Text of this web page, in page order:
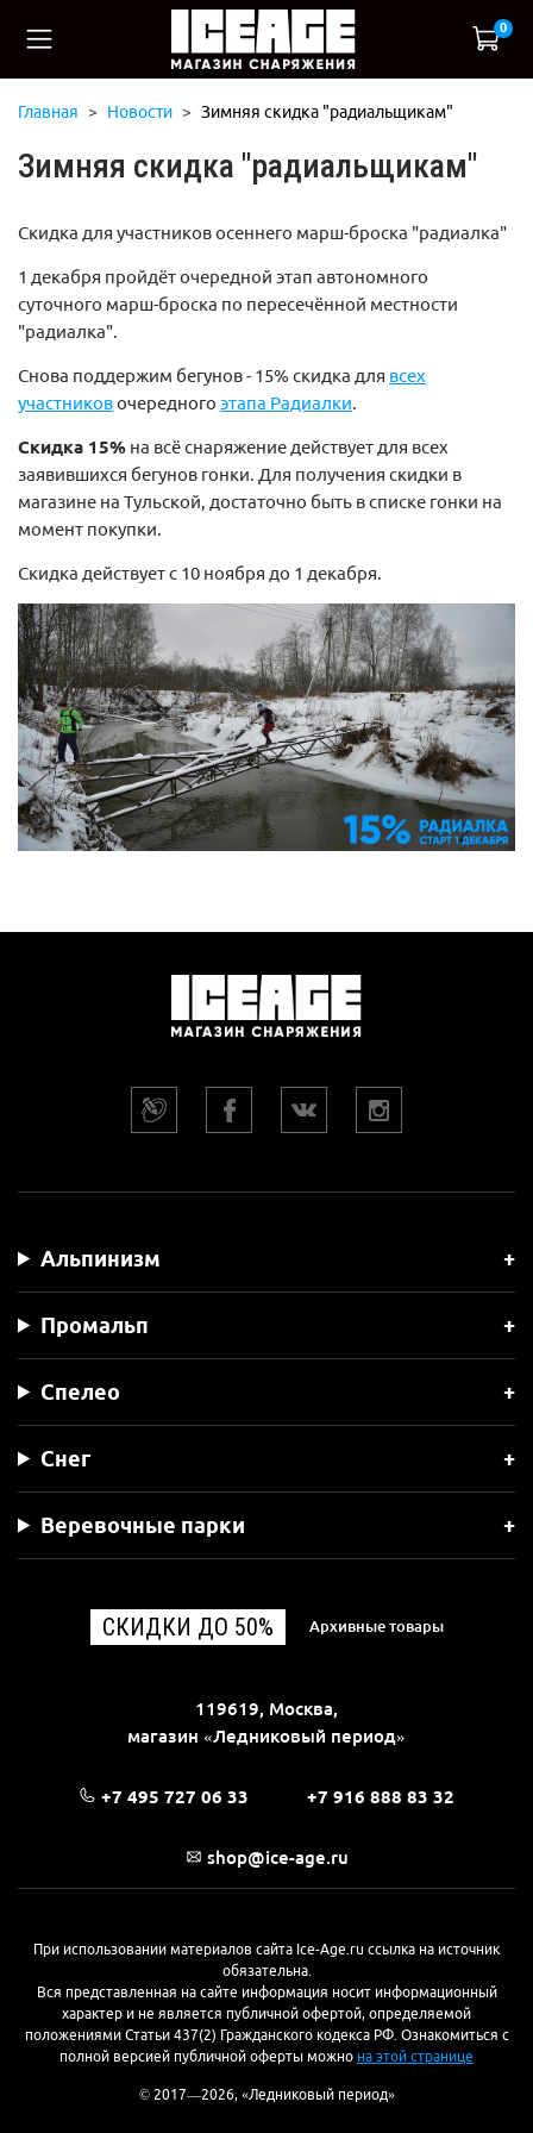
0
Главная Новости Зимняя скидка "радиальщикам"
Зимняя скидка "радиальщикам"
Скидка для участников осеннего марш-броска "радиалка"
1 декабря пройдёт очередной этап автономного
суточного марш-броска по пересечённой местности
"радиалка".
Снова поддержим бегунов - 15% скидка для всех
участниковочередного этапа Радиалки.
Скидка 15% на всё снаряжение действует для всех
заявившихся бегунов гонки. Для получения скидки в
магазине на Тульской, достаточно быть всписке гонки на
момент покупки.
Скидка действует с 10 ноября до 1 декабря.
Альпинизм
Промальп
Спелео
Снег
Веревочные парки
СКИДКИ ДО 50% Архивные товары
119619, Москва,
магазин «Ледниковый период»
+7 495 727 06 33 +7 916 888 83 32
shop@ice-age.ru
При использовании материалов сайта Ice-Age.ru ссылка на источник
обязательна.
Вся представленная на сайте информация носит информационный
характер и не является публичной офертой, определяемой
положениями Статьи 437(2) Гражданского кодекса РФ. Ознакомиться с
полной версией публичной оферты можно на этой странице
© 2017—2026, «Ледниковый период»